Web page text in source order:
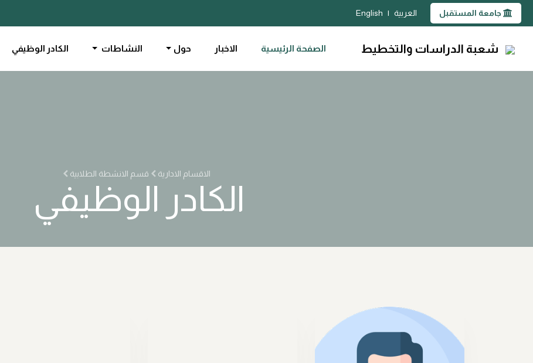
جامعة المستقبل العربية |
English
شعبة الدراسات والتخطيط الصفحة الرئيسية الاخبار حول النشاطات الكادر الوظيفي
الاقسام الادارية قسم الانشطة الطلابية
الكادر الوظيفي